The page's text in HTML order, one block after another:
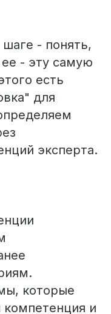
- понять,
- эту самую
есть
для
эксперта.
которые
компетенция и